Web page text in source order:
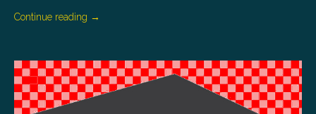
Continue reading →